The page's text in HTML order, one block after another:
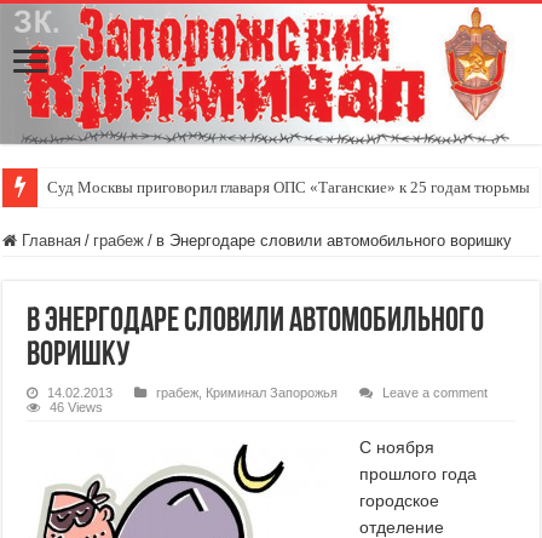
Суд Москвы приговорил главаря ОПС «Таганские» к 25 годам тюрьмы
Главная / грабеж / в Энергодаре словили автомобильного воришку
в Энергодаре словили автомобильного
воришку
14.02.2013 грабеж Криминал Запорожья
Leave a comment
46 Views
С ноября
прошлого года
городское
отделение